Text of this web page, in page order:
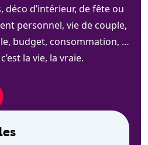
déco d’intérieur, de fête ou
personnel, vie de couple,
budget, consommation, …
la vie, la vraie.